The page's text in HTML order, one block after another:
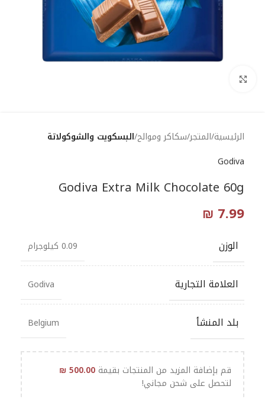
الرئيسية المتجر سكاكر وموالح البسكويت والشوكولاتة
Godiva
Godiva Extra Milk Chocolate 60g
₪ 7.99
الوزن 0.09 كيلوجرام
العلامة التجارية Godiva
بلد المنشأ Belgium
قم بإضافة المزيد من المنتجات بقيمة ₪500.00
لتحصل على شحن مجاني!